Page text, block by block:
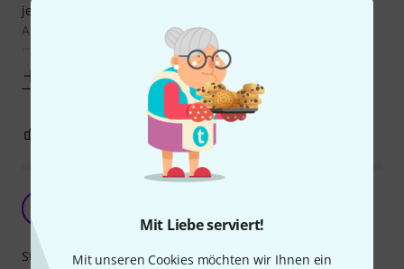
Mit Liebe serviert!
Mit unseren Cookies möchten wir Ihnen ein
je 6 HE passen ganz genau rein.
An sich gibt es angesichts des Preises auch nichts zu
meckern, jedoch finde ich dieses Aufstellscharnier zum
BEWERTUNG MELDEN
günni 09.12.2021
Stabilität